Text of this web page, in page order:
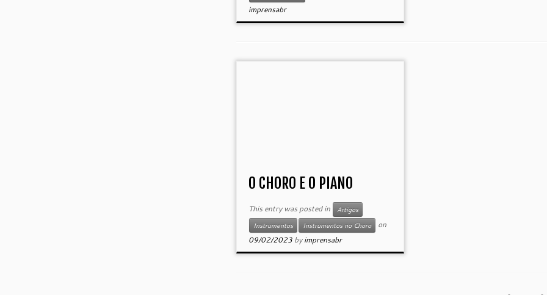
imprensabr
O CHORO E O PIANO
This entry was posted in
Artigos
Instrumentos
Instrumentos no Choro
on
09/02/2023 byimprensabr